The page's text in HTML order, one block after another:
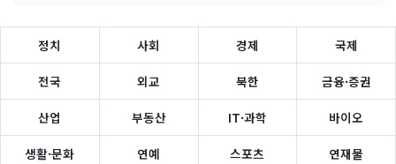
정치 사회 경제 국제
전국 외교 북한 금융·증권
산업 부동산 IT·과학 바이오
생활·문화 연예 스포츠 연재물